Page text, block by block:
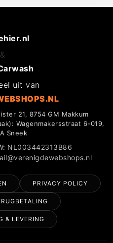
&
uit van
21, 8754 GM Makkum
Wagenmakersstraat 6-019,
Sneek
NL003442313B86
PRIVACY POLICY
& LEVERING